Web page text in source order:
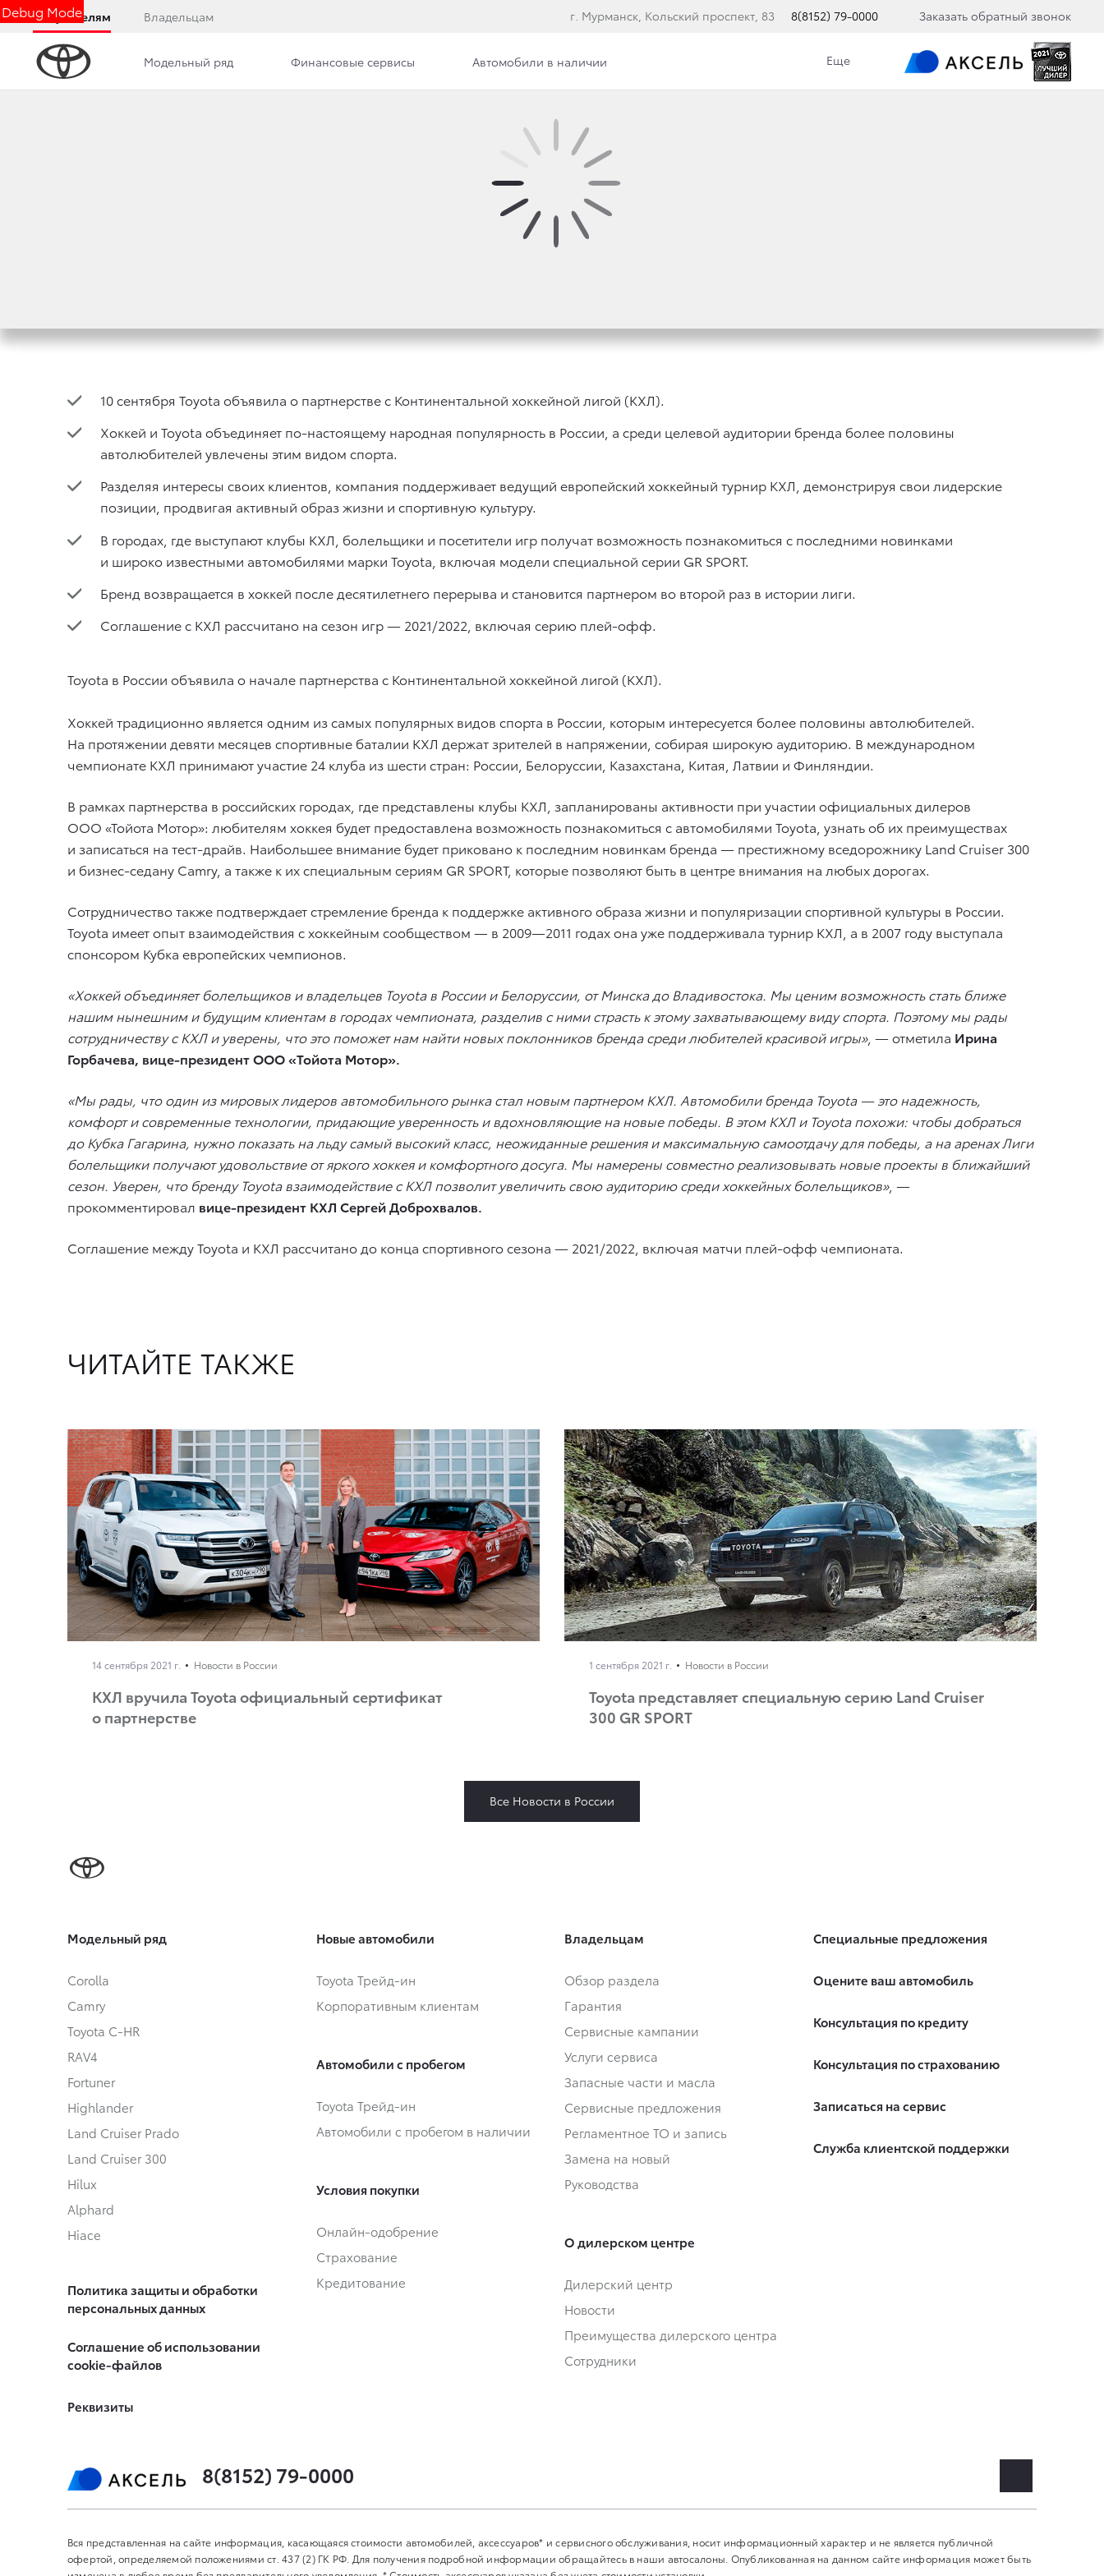
Debug Mode
Покупателям Владельцам г. Мурманск, Кольский проспект, 83 8(8152) 79-0000 Заказать обратный звонок
Модельный ряд Финансовые сервисы Автомобили в наличии Еще
TOYOTA СТАЛА ПАРТНЕРОМ ЧЕМПИОНАТА
КОНТИНЕНТАЛЬНОЙ ХОККЕЙНОЙ ЛИГИ — 2021/2022
10 сентября Toyota объявила о партнерстве с Континентальной хоккейной лигой (КХЛ).
Хоккей и Toyota объединяет по-настоящему народная популярность в России, а среди целевой аудитории бренда более половины
автолюбителей увлечены этим видом спорта.
Разделяя интересы своих клиентов, компания поддерживает ведущий европейский хоккейный турнир КХЛ, демонстрируя свои лидерские
позиции, продвигая активный образ жизни и спортивную культуру.
В городах, где выступают клубы КХЛ, болельщики и посетители игр получат возможность познакомиться с последними новинками
и широко известными автомобилями марки Toyota, включая модели специальной серии GR SPORT.
Бренд возвращается в хоккей после десятилетнего перерыва и становится партнером во второй раз в истории лиги.
Соглашение с КХЛ рассчитано на сезон игр — 2021/2022, включая серию плей-офф.
Toyota в России объявила о начале партнерства с Континентальной хоккейной лигой (КХЛ).
Хоккей традиционно является одним из самых популярных видов спорта в России, которым интересуется более половины автолюбителей.
На протяжении девяти месяцев спортивные баталии КХЛ держат зрителей в напряжении, собирая широкую аудиторию. В международном
чемпионате КХЛ принимают участие 24 клуба из шести стран: России, Белоруссии, Казахстана, Китая, Латвии и Финляндии.
В рамках партнерства в российских городах, где представлены клубы КХЛ, запланированы активности при участии официальных дилеров
ООО «Тойота Мотор»: любителям хоккея будет предоставлена возможность познакомиться с автомобилями Toyota, узнать об их преимуществах
и записаться на тест-драйв. Наибольшее внимание будет приковано к последним новинкам бренда — престижному вседорожнику Land Cruiser 300
и бизнес-седану Camry, а также к их специальным сериям GR SPORT, которые позволяют быть в центре внимания на любых дорогах.
Сотрудничество также подтверждает стремление бренда к поддержке активного образа жизни и популяризации спортивной культуры в России.
Toyota имеет опыт взаимодействия с хоккейным сообществом — в 2009—2011 годах она уже поддерживала турнир КХЛ, а в 2007 году выступала
спонсором Кубка европейских чемпионов.
«Хоккей объединяет болельщиков и владельцев Toyota в России и Белоруссии, от Минска до Владивостока. Мы ценим возможность стать ближе
нашим нынешним и будущим клиентам в городах чемпионата, разделив с ними страсть к этому захватывающему виду спорта. Поэтому мы рады
сотрудничеству с КХЛ и уверены, что это поможет нам найти новых поклонников бренда среди любителей красивой игры», — отметила Ирина
Горбачева, вице-президент ООО «Тойота Мотор».
«Мы рады, что один из мировых лидеров автомобильного рынка стал новым партнером КХЛ. Автомобили бренда Toyota — это надежность,
комфорт и современные технологии, придающие уверенность и вдохновляющие на новые победы. В этом КХЛ и Toyota похожи: чтобы добраться
до Кубка Гагарина, нужно показать на льду самый высокий класс, неожиданные решения и максимальную самоотдачу для победы, а на аренах Лиги
болельщики получают удовольствие от яркого хоккея и комфортного досуга. Мы намерены совместно реализовывать новые проекты в ближайший
сезон. Уверен, что бренду Toyota взаимодействие с КХЛ позволит увеличить свою аудиторию среди хоккейных болельщиков», —
прокомментировал вице-президент КХЛ Сергей Доброхвалов.
Соглашение между Toyota и КХЛ рассчитано до конца спортивного сезона — 2021/2022, включая матчи плей-офф чемпионата.
ЧИТАЙТЕ ТАКЖЕ
14 сентября 2021 г. Новости в России
КХЛ вручила Toyota официальный сертификат
о партнерстве
1 сентября 2021 г. Новости в России
Toyota представляет специальную серию Land Cruiser
300 GR SPORT
Все Новости в России
Модельный ряд
Corolla
Camry
Toyota C-HR
RAV4
Fortuner
Highlander
Land Cruiser Prado
Land Cruiser 300
Hilux
Alphard
Hiace
Политика защиты и обработки
персональных данных
Соглашение об использовании
cookie-файлов
Реквизиты
Новые автомобили
Toyota Трейд-ин
Корпоративным клиентам
Автомобили с пробегом
Toyota Трейд-ин
Автомобили с пробегом в наличии
Условия покупки
Онлайн-одобрение
Страхование
Кредитование
Владельцам
Обзор раздела
Гарантия
Сервисные кампании
Услуги сервиса
Запасные части и масла
Сервисные предложения
Регламентное ТО и запись
Замена на новый
Руководства
О дилерском центре
Дилерский центр
Новости
Преимущества дилерского центра
Сотрудники
Специальные предложения
Оцените ваш автомобиль
Консультация по кредиту
Консультация по страхованию
Записаться на сервис
Служба клиентской поддержки
8(8152) 79-0000
Вся представленная на сайте информация, касающаяся стоимости автомобилей, аксессуаров* и сервисного обслуживания, носит информационный характер и не является публичной
офертой, определяемой положениями ст. 437 (2) ГК РФ. Для получения подробной информации обращайтесь в наши автосалоны. Опубликованная на данном сайте информация может быть